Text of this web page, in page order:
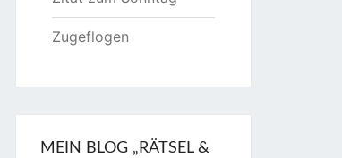
Zugeflogen
MEIN BLOG „RÄTSEL &